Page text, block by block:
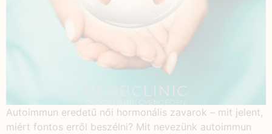
Autoimmun eredetű női hormonális zavarok – mit jelent,
miért fontos erről beszélni? Mit nevezünk autoimmun